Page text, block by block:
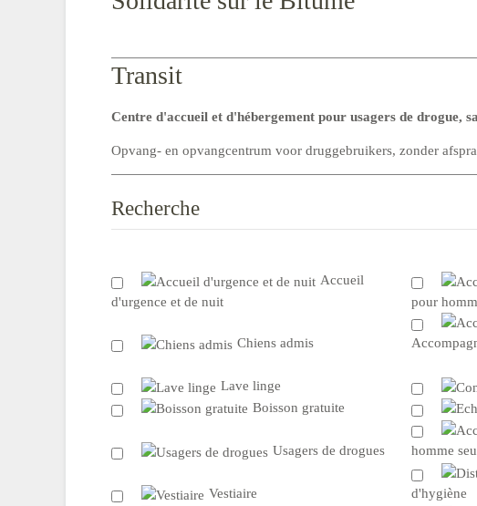
Transit
Centre d'accueil et d'hébergement pour usagers de drogue,
Opvang- en opvangcentrum voor druggebruikers, zonder
Recherche
Accueil
d'urgence et de nuit
pour
Chiens admis
Lave linge
Boisson gratuite
Usagers de drogues
homme
Vestiaire
d'hygiène